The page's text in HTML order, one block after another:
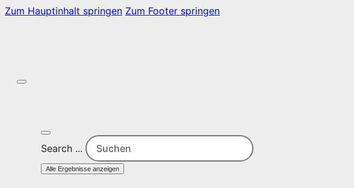
Zum Hauptinhalt springen Zum Footer springen
Search ...
Alle Ergebnisse anzeigen